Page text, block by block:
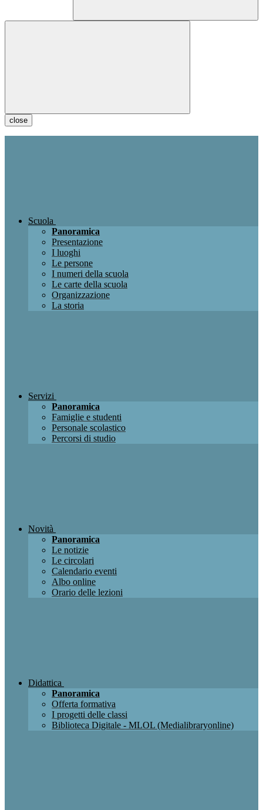
close
Scuola
Panoramica
Presentazione
I luoghi
Le persone
I numeri della scuola
Le carte della scuola
Organizzazione
La storia
Servizi
Panoramica
Famiglie e studenti
Personale scolastico
Percorsi di studio
Novità
Panoramica
Le notizie
Le circolari
Calendario eventi
Albo online
Orario delle lezioni
Didattica
Panoramica
Offerta formativa
I progetti delle classi
Biblioteca Digitale - MLOL (Medialibraryonline)